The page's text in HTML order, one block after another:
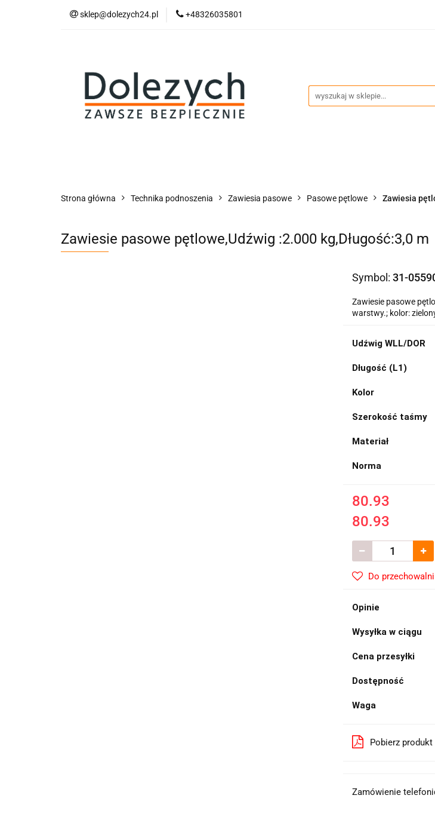
sklep@dolezych24.pl +48326035801
Technika mocowania
Strona główna Technika podnoszenia Zawiesia pasowe Pasowe pętlowe Zawiesia
Zawiesie pasowe pętlowe,Udźwig :2.000 kg,Długość:3,0 m
Symbol: 31-
Zawiesie pasowe
warstwy.; kolor:
Udźwig WLL/DOR
Długość (L1)
Kolor
Szerokość taśmy
Materiał
Norma
80.93
80.93
Do przechowalni
Opinie
Wysyłka w ciągu
Cena przesyłki
Dostępność
Waga
Pobierz produkt
Zamówienie